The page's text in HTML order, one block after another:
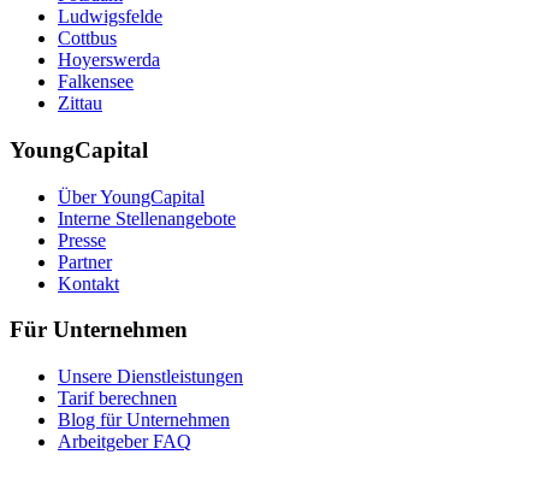
Ludwigsfelde
Cottbus
Hoyerswerda
Falkensee
Zittau
YoungCapital
Über YoungCapital
Interne Stellenangebote
Presse
Partner
Kontakt
Für Unternehmen
Unsere Dienstleistungen
Tarif berechnen
Blog für Unternehmen
Arbeitgeber FAQ